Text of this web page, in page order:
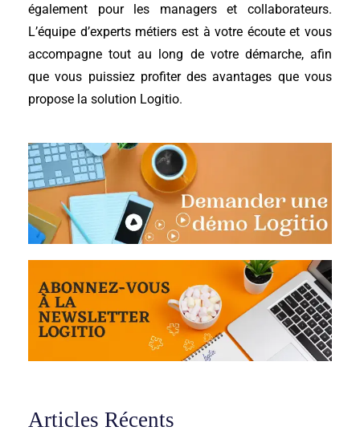
également pour les managers et collaborateurs.
L’équipe d’experts métiers est à votre écoute et vous
accompagne tout au long de votre démarche, afin
que vous puissiez profiter des avantages que vous
propose la solution Logitio.
Articles Récents